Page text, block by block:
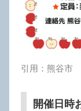
引用：熊谷市
開催日時